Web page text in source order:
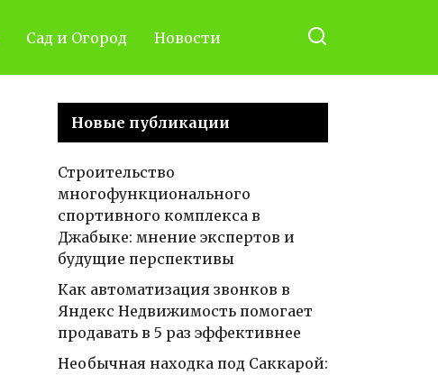
Сад и Огород Новости
Новые публикации
Строительство
многофункционального
спортивного комплекса в
Джабыке: мнение экспертов и
будущие перспективы
Как автоматизация звонков в
Яндекс Недвижимость помогает
продавать в 5 раз эффективнее
Необычная находка под Саккарой: